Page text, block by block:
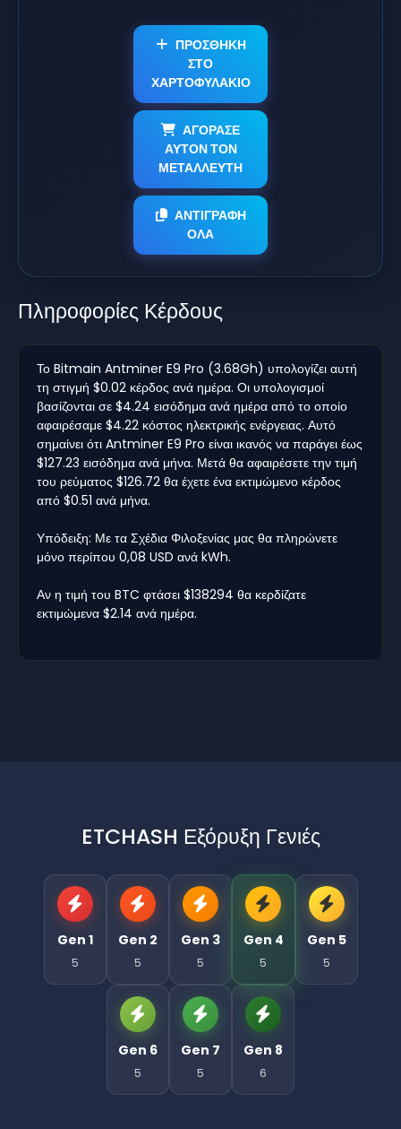
ΠΡΟΣΘΗΚΗ
ΣΤΟ
ΧΑΡΤΟΦΥΛΑΚΙΟ
ΑΓΟΡΑΣΕ
ΑΥΤΟΝ ΤΟΝ
ΜΕΤΑΛΛΕΥΤΗ
ΑΝΤΙΓΡΑΦΗ
ΟΛΑ
Πληροφορίες Κέρδους
Το Bitmain Antminer E9 Pro (3.68Gh) υπολογίζει αυτή
τη στιγμή $0.02 κέρδος ανά ημέρα. Οι υπολογισμοί
βασίζονται σε $4.24 εισόδημα ανά ημέρα από το οποίο
αφαιρέσαμε $4.22 κόστος ηλεκτρικής ενέργειας. Αυτό
σημαίνει ότι Antminer E9 Pro είναι ικανός να παράγει έως
$127.23 εισόδημα ανά μήνα. Μετά θα αφαιρέσετε την τιμή
του ρεύματος $126.72 θα έχετε ένα εκτιμώμενο κέρδος
από $0.51 ανά μήνα.
Υπόδειξη: Με τα Σχέδια Φιλοξενίας μας θα πληρώνετε
μόνο περίπου 0,08 USD ανά kWh.
Αν η τιμή του BTC φτάσει $138294 θα κερδίζατε
εκτιμώμενα $2.14 ανά ημέρα.
ETCHASH Εξόρυξη Γενιές
Gen 1
5
Gen 2
5
Gen 3
5
Gen 4
5
Gen 5
5
Gen 6
5
Gen 7
5
Gen 8
6